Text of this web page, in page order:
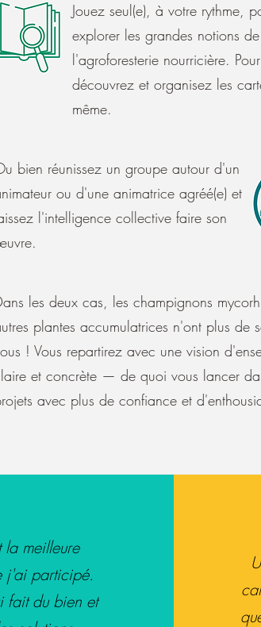
Jouez seul(e), à votre rythme,
explorer les grandes notions de
l'agroforesterie nourricière.
découvrez et organisez les
même.
bien réunissez un groupe autour d'un
ou d'une animatrice agréé(e) et
l'intelligence collective faire son
les deux cas, les champignons
plantes accumulatrices n'ont plus de
! Vous repartirez avec une vision
et concrète — de quoi vous lancer
avec plus de confiance et
la meilleure
j'ai participé.
fait du bien et